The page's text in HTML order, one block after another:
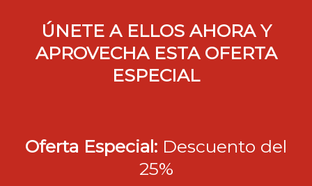
ÚNETE A ELLOS AHORA Y
APROVECHA ESTA OFERTA
ESPECIAL
Oferta Especial: Descuento del
25%